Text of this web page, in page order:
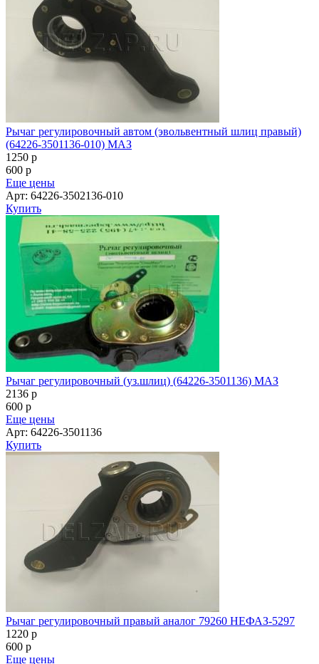
Рычаг регулировочный автом (эвольвентный шлиц правый)
(64226-3501136-010) МАЗ
1250 p
600 p
Еще цены
Арт: 64226-3502136-010
Купить
Рычаг регулировочный (уз.шлиц) (64226-3501136) МАЗ
2136 p
600 p
Еще цены
Арт: 64226-3501136
Купить
Рычаг регулировочный правый аналог 79260 НЕФАЗ-5297
1220 p
600 p
Еще цены